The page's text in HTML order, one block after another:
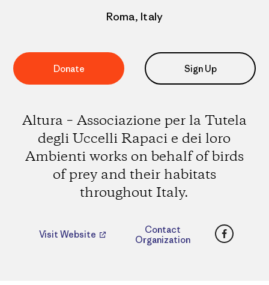
Roma, Italy
Donate Sign Up
Altura – Associazione per la Tutela
degli Uccelli Rapaci e dei loro
Ambienti works on behalf of birds
of prey and their habitats
throughout Italy.
Visit Website
Contact
Organization